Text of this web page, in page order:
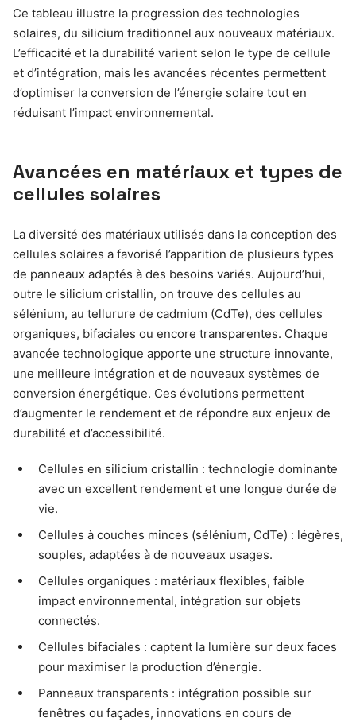
Ce tableau illustre la progression des technologies
solaires, du silicium traditionnel aux nouveaux matériaux.
L’efficacité et la durabilité varient selon le type de cellule
et d’intégration, mais les avancées récentes permettent
d’optimiser la conversion de l’énergie solaire tout en
réduisant l’impact environnemental.
Avancées en matériaux et types de
cellules solaires
La diversité des matériaux utilisés dans la conception des
cellules solaires a favorisé l’apparition de plusieurs types
de panneaux adaptés à des besoins variés. Aujourd’hui,
outre le silicium cristallin, on trouve des cellules au
sélénium, au tellurure de cadmium (CdTe), des cellules
organiques, bifaciales ou encore transparentes. Chaque
avancée technologique apporte une structure innovante,
une meilleure intégration et de nouveaux systèmes de
conversion énergétique. Ces évolutions permettent
d’augmenter le rendement et de répondre aux enjeux de
durabilité et d’accessibilité.
Cellules en silicium cristallin : technologie dominante
avec un excellent rendement et une longue durée de
vie.
Cellules à couches minces (sélénium, CdTe) : légères,
souples, adaptées à de nouveaux usages.
Cellules organiques : matériaux flexibles, faible
impact environnemental, intégration sur objets
connectés.
Cellules bifaciales : captent la lumière sur deux faces
pour maximiser la production d’énergie.
Panneaux transparents : intégration possible sur
fenêtres ou façades, innovations en cours de